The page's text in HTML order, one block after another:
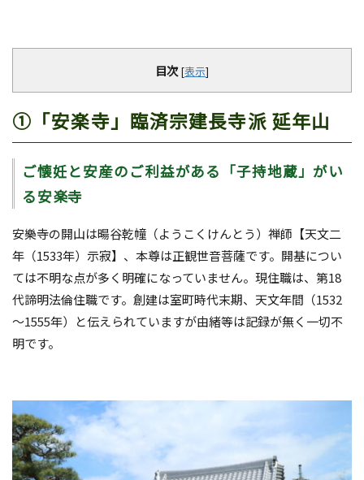
目次 [表示]
①「安楽寺」臨済宗建長寺派 延年山
ご懐妊と安産のご利益がある「子持地蔵」がい
る安楽寺
安樂寺の開山は暘谷乾幢（ようこくけんとう）禅師【天文二
年（1533年）示寂】、本尊は正観世音菩薩です。開基につい
ては不明な点が多く明確になっていません。現住職は、第18
代諦明法倫住職です。創建は室町時代末期、天文年間（1532
～1555年）と伝えられていますが由緒等は記録が無く一切不
明です。